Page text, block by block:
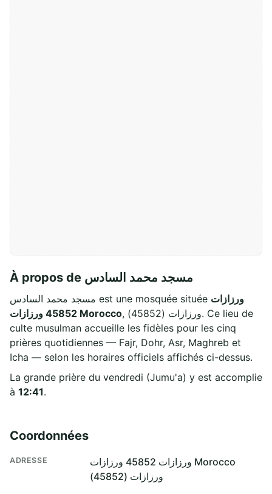
À propos de مسجد محمد السادس
مسجد محمد السادس est une mosquée située ورزازات
45852 ورزازات Morocco, ورزازات (45852). Ce lieu de
culte musulman accueille les fidèles pour les cinq
prières quotidiennes — Fajr, Dohr, Asr, Maghreb et
Icha — selon les horaires officiels affichés ci-dessus.
La grande prière du vendredi (Jumu'a) y est accomplie
à 12:41.
Coordonnées
ADRESSE
ورزازات 45852 ورزازات Morocco
ورزازات (45852)